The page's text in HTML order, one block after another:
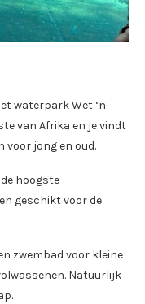
waterpark Wet ‘n
van Afrika en je vindt
voor jong en oud.
hoogste
geschikt voor de
zwembad voor kleine
Natuurlijk